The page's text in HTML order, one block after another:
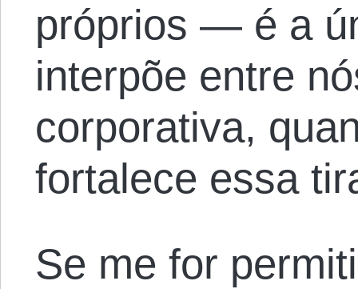
próprios — é a
interpõe entre
corporativa,
fortalece essa
Se me for